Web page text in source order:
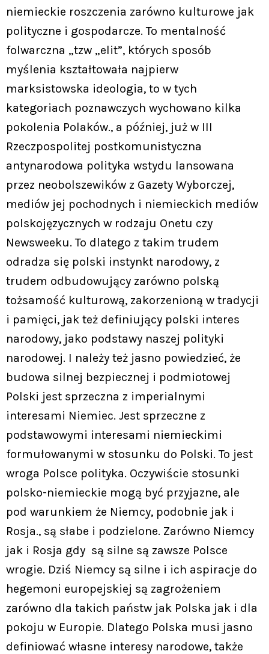
niemieckie roszczenia zarówno kulturowe jak
polityczne i gospodarcze. To mentalność
folwarczna „tzw „elit”, których sposób
myślenia kształtowała najpierw
marksistowska ideologia, to w tych
kategoriach poznawczych wychowano kilka
pokolenia Polaków., a później, już w III
Rzeczpospolitej postkomunistyczna
antynarodowa polityka wstydu lansowana
przez neobolszewików z Gazety Wyborczej,
mediów jej pochodnych i niemieckich mediów
polskojęzycznych w rodzaju Onetu czy
Newsweeku. To dlatego z takim trudem
odradza się polski instynkt narodowy, z
trudem odbudowujący zarówno polską
tożsamość kulturową, zakorzenioną w tradycji
i pamięci, jak też definiujący polski interes
narodowy, jako podstawy naszej polityki
narodowej. I należy też jasno powiedzieć, że
budowa silnej bezpiecznej i podmiotowej
Polski jest sprzeczna z imperialnymi
interesami Niemiec. Jest sprzeczne z
podstawowymi interesami niemieckimi
formułowanymi w stosunku do Polski. To jest
wroga Polsce polityka. Oczywiście stosunki
polsko-niemieckie mogą być przyjazne, ale
pod warunkiem że Niemcy, podobnie jak i
Rosja., są słabe i podzielone. Zarówno Niemcy
jak i Rosja gdy są silne są zawsze Polsce
wrogie. Dziś Niemcy są silne i ich aspiracje do
hegemoni europejskiej są zagrożeniem
zarówno dla takich państw jak Polska jak i dla
pokoju w Europie. Dlatego Polska musi jasno
definiować własne interesy narodowe, także